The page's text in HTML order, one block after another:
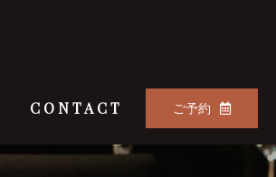
CONTACT ご予約